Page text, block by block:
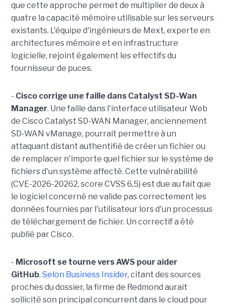
que cette approche permet de multiplierde deux à
quatre la capacité mémoire utilisable sur lesserveurs
existants. L'équipe d'ingénieurs de Mext, experte en
architectures mémoire et en infrastructure
logicielle, rejoint également les effectifs du
fournisseur de puces.
- Cisco corrige une faille dans Catalyst SD-Wan
Manager. Une faille dans l'interface utilisateur Web
de Cisco Catalyst SD-WAN Manager, anciennement
SD-WAN vManage, pourrait permettre à un
attaquant distant authentifié de créer un fichier ou
de remplacer n'importe quel fichier sur le système de
fichiers d'un système affecté. Cette vulnérabilité
(CVE-2026-20262, score CVSS 6,5) est due au fait que
le logiciel concerné ne valide pas correctement les
données fournies par l'utilisateur lors d'un processus
de téléchargement de fichier. Un correctif a été
publié par Cisco.
- Microsoft se tourne vers AWS pour aider
GitHub. Selon Business Insider, citant des sources
proches du dossier, la firme de Redmond aurait
sollicité son principal concurrent dans le cloud pour